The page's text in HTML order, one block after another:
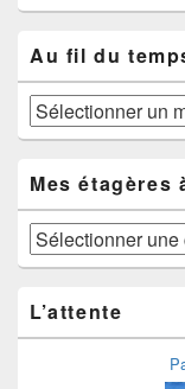
Au fil du
Au
fil
temps
Mes étagères
Mes
étagères
ranger
L’attente